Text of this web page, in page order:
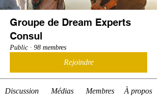
Groupe de Dream Experts
Consul
Public · 98 membres
Rejoindre
Discussion Médias Membres À propos